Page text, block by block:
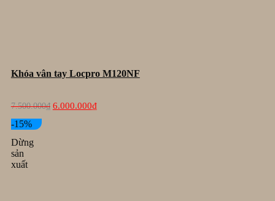
Khóa vân tay Locpro M120NF
7.500.000₫
Giá
gốc
6.000.000₫Giá
hiện
-15%
Dừng
sản
xuất